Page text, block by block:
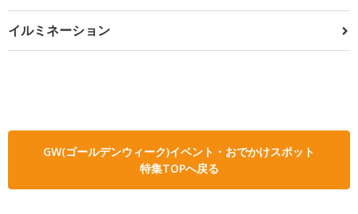
イルミネーション
GW(ゴールデンウィーク)イベント・おでかけスポット
特集TOPへ戻る